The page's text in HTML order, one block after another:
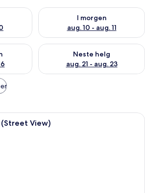
i kveld, aug. 9 - aug. 10
I morgen
aug. 10 - aug. 11
Sjekk tilgjengelighet for i
denne helgen, aug. 14 - aug. 16
Neste helg
aug. 21 - aug. 23
Sjekk tilgjengelighet for
View)